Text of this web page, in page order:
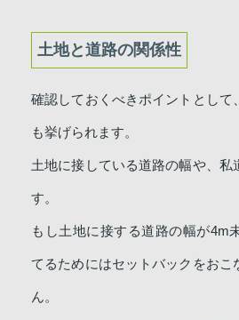
土地と道路の関係性
確認しておくべきポイントとして
も挙げられます。
土地に接している道路の幅や、私
す。
もし土地に接する道路の幅が4m
てるためにはセットバックをおこ
ん。